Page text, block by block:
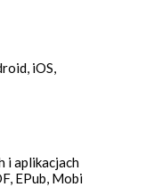
iOS,
i aplikacjach
EPub, Mobi